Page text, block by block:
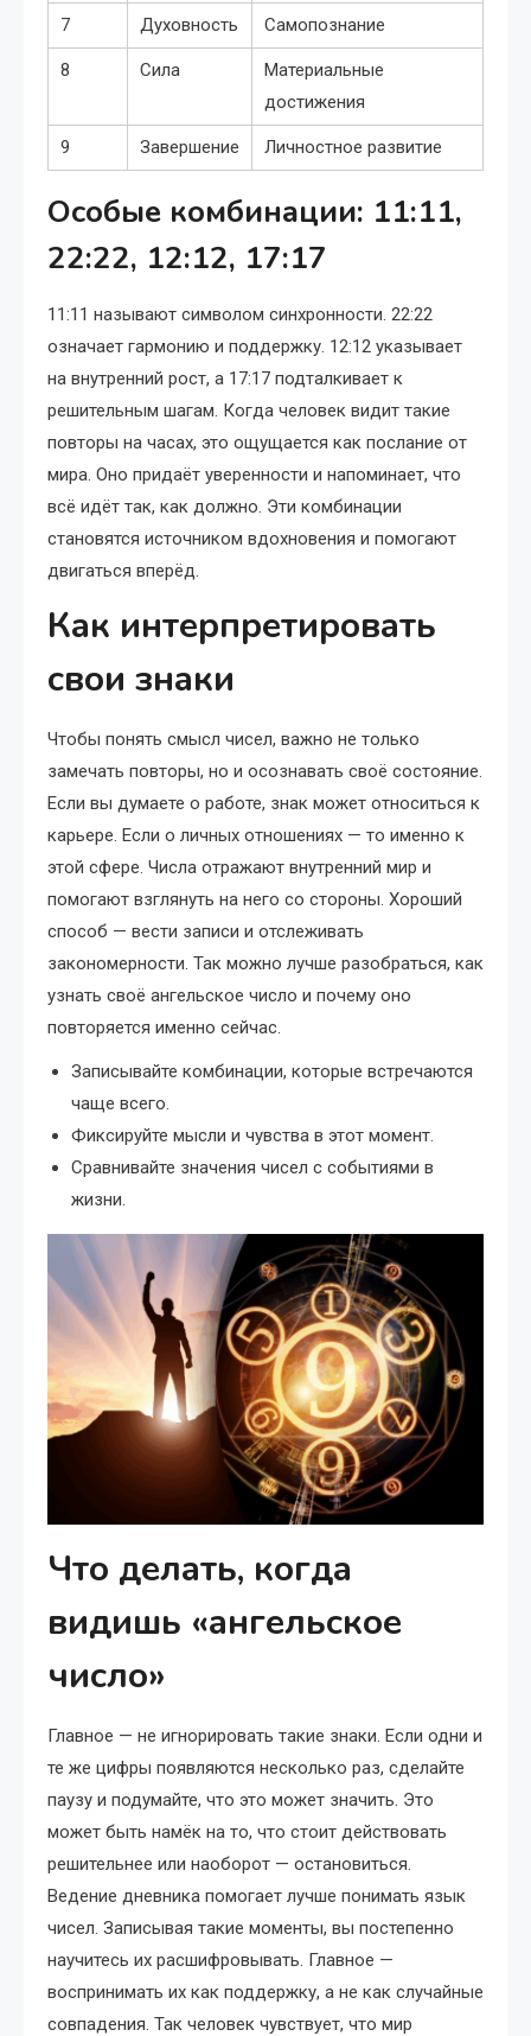
7 Духовность Самопознание
8 Сила
Материальные
достижения
9 Завершение Личностное развитие
Особые комбинации: 11:11,
22:22, 12:12, 17:17
11:11 называют символом синхронности. 22:22
означает гармонию и поддержку. 12:12 указывает
на внутренний рост, а 17:17 подталкивает к
решительным шагам. Когда человек видит такие
повторы на часах, это ощущается как послание от
мира. Оно придаёт уверенности и напоминает, что
всё идёт так, как должно. Эти комбинации
становятся источником вдохновения и помогают
двигаться вперёд.
Как интерпретировать
свои знаки
Чтобы понять смысл чисел, важно не только
замечать повторы, но и осознавать своё состояние.
Если вы думаете о работе, знак может относиться к
карьере. Если о личных отношениях — то именно к
этой сфере. Числа отражают внутренний мир и
помогают взглянуть на него со стороны. Хороший
способ — вести записи и отслеживать
закономерности. Так можно лучше разобраться, как
узнать своё ангельское число и почему оно
повторяется именно сейчас.
Записывайте комбинации, которые встречаются
чаще всего.
Фиксируйте мысли и чувства в этот момент.
Сравнивайте значения чисел с событиями в
жизни.
Что делать, когда
видишь «ангельское
число»
Главное — не игнорировать такие знаки. Если одни и
те же цифры появляются несколько раз, сделайте
паузу и подумайте, что это может значить. Это
может быть намёк на то, что стоит действовать
решительнее или наоборот — остановиться.
Ведение дневника помогает лучше понимать язык
чисел. Записывая такие моменты, вы постепенно
научитесь их расшифровывать. Главное —
воспринимать их как поддержку, а не как случайные
совпадения. Так человек чувствует, что мир